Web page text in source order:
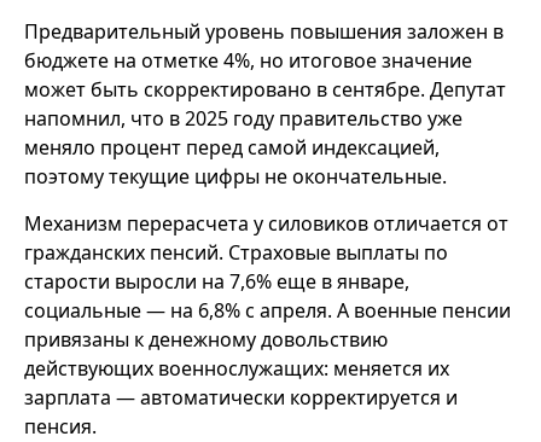
Предварительный уровень повышения заложен в
бюджете на отметке 4%, но итоговое значение
может быть скорректировано в сентябре. Депутат
напомнил, что в 2025 году правительство уже
меняло процент перед самой индексацией,
поэтому текущие цифры не окончательные.
Механизм перерасчета у силовиков отличается от
гражданских пенсий. Страховые выплаты по
старости выросли на 7,6% еще в январе,
социальные — на 6,8% с апреля. А военные пенсии
привязаны к денежному довольствию
действующих военнослужащих: меняется их
зарплата — автоматически корректируется и
пенсия.